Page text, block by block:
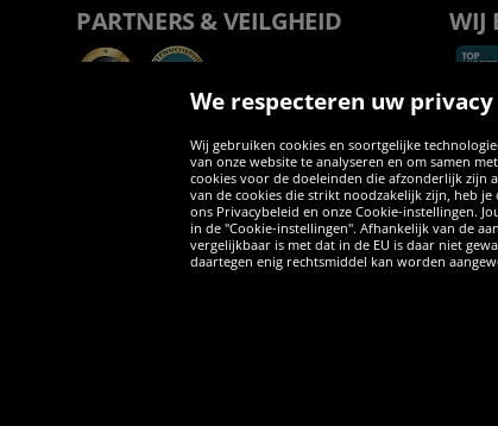
PARTNERS & VEILGHEID WIJ
*Alle prijzen incl. wettelijke btw excl. verzendingskosten en
We respecteren uw privacy
Wij gebruiken cookies en soortgelijke
van onze website te analyseren en om samen
cookies voor de doeleinden die afzonderlijk zijn
van de cookies die strikt noodzakelijk zijn, heb
ons Privacybeleid en onze Cookie-instellingen.
in de "Cookie-instellingen". Afhankelijk van de
vergelijkbaar is met dat in de EU is daar niet
daartegen enig rechtsmiddel kan worden